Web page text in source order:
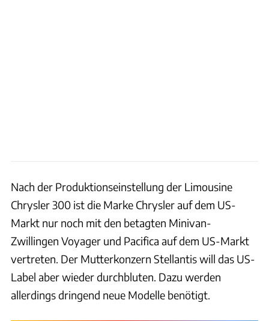
Nach der Produktionseinstellung der Limousine
Chrysler 300 ist die Marke Chrysler auf dem US-
Markt nur noch mit den betagten Minivan-
Zwillingen Voyager und Pacifica auf dem US-Markt
vertreten. Der Mutterkonzern Stellantis will das US-
Label aber wieder durchbluten. Dazu werden
allerdings dringend neue Modelle benötigt.